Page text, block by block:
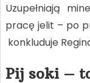
Uzupełniają
pracę jelit – po
konkluduje
Pij soki –